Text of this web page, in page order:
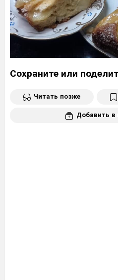
Сохраните или
Читать позже
Добавить в